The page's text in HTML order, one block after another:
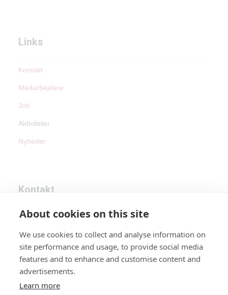
Links
Kontakt
Medarbejdere
Job
Aktiviteter
Nyheder
Kontakt
Tel:+45 87 45 60 90
Email:info@avdan.dk
CVR: 46183746
About cookies on this site
We use cookies to collect and analyse information on
site performance and usage, to provide social media
features and to enhance and customise content and
advertisements.
Learn more